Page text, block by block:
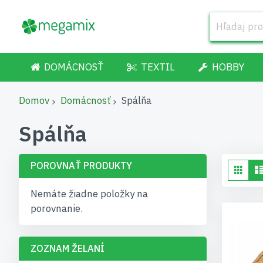
DOMÁCNOSŤ TEXTIL HOBBY
Domov Domácnosť Spálňa
Spálňa
Grid
POROVNAŤ PRODUKTY
Nemáte žiadne položky na
porovnanie.
ZOZNAM ŽELANÍ